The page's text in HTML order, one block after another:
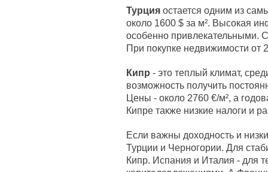
Турция остается одним из
около 1600 $ за м². Высокая
особенно привлекательными.
При покупке недвижимости
Кипр - это теплый климат,
возможность получить
Цены - около 2760 €/м², а
Кипре также низкие налоги и
Если важны доходность и
Турции и Черногории. Для
Кипр. Испания и Италия - для